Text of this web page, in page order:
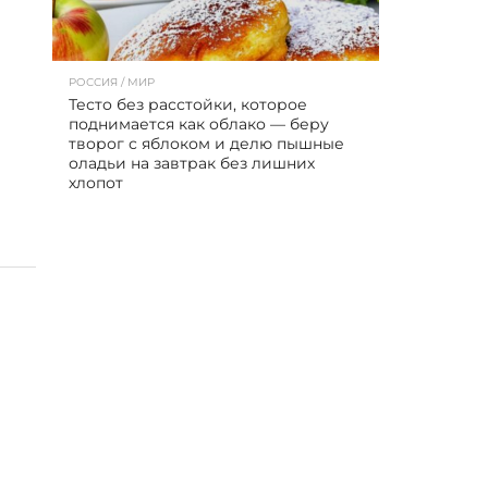
РОССИЯ / МИР
Тесто без расстойки, которое
поднимается как облако — беру
творог с яблоком и делю пышные
оладьи на завтрак без лишних
хлопот